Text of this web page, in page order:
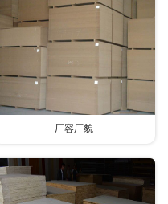
厂容厂貌